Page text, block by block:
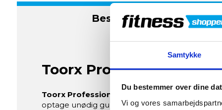
Samtykke
Du bestemmer over dine
Vi og vores
Beskrivelse
Toorx Professional
Toorx Professional Stativ til Vægtskiver og
optage unødig gulvplads. Ved at samle dine